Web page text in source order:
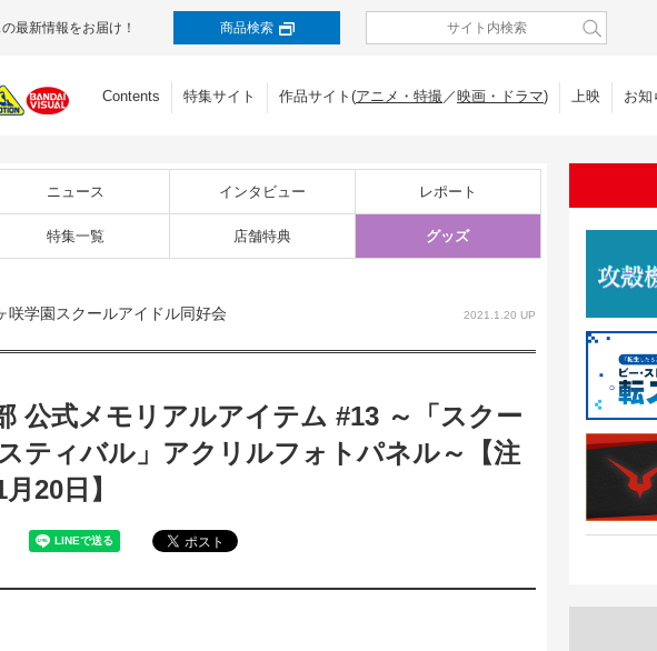
最新情報をお届け！ 商品検索
Contents 特集サイト 作品サイト(アニメ・特撮／映画・ドラマ) 上映 お知
ニュース インタビュー レポート
特集一覧 店舗特典 グッズ
学園スクールアイドル同好会 2021.1.20 UP
公式メモリアルアイテム #13 ～「スクー
ティバル」アクリルフォトパネル～【注
20日】